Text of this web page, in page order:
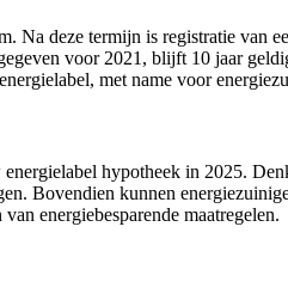
Na deze termijn is registratie van
voor 2021, blijft 10 jaar
met name voor
hypotheek in 2025.
Bovendien kunnen
energiebesparende maatregelen.